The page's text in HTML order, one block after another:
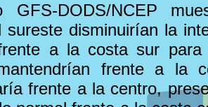
GFS-DODS/NCEP
sureste disminuirían la
a la costa sur para
frente a la
frente a la centro,